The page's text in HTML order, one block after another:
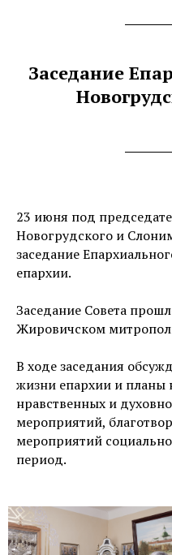
Заседание
23 июня под
Новогрудского и
заседание
епархии.
Заседание Совета
Жировичском
В ходе заседания
жизни епархии и планы
нравственных и
мероприятий,
мероприятий
период.